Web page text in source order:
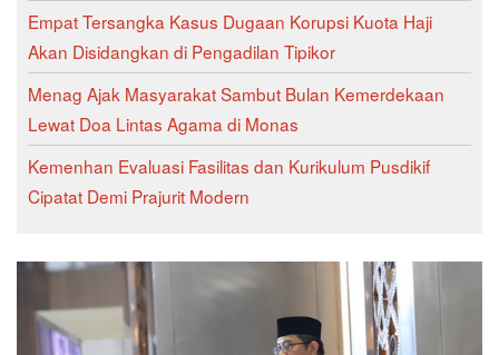
Empat Tersangka Kasus Dugaan Korupsi Kuota Haji
Akan Disidangkan di Pengadilan Tipikor
Menag Ajak Masyarakat Sambut Bulan Kemerdekaan
Lewat Doa Lintas Agama di Monas
Kemenhan Evaluasi Fasilitas dan Kurikulum Pusdikif
Cipatat Demi Prajurit Modern